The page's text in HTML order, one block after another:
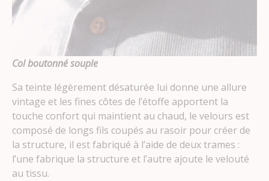
Col boutonné souple
Sa teinte légèrement désaturée lui donne une allure
vintage et les fines côtes de l’étoffe apportent la
touche confort qui maintient au chaud, le velours est
composé de longs fils coupés au rasoir pour créer de
la structure, il est fabriqué à l’aide de deux trames :
l’une fabrique la structure et l’autre ajoute le velouté
au tissu.